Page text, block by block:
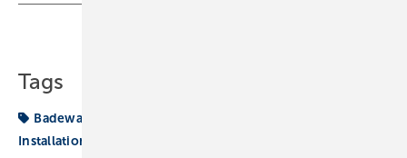
Tags
Badewanne
Installation